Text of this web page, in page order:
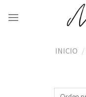
INICIO /